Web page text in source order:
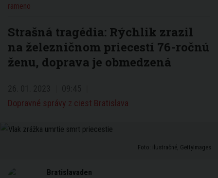
Strašná tragédia: Rýchlik zrazil
na železničnom priecestí 76-ročnú
ženu, doprava je obmedzená
Dopravné správy z ciest Bratislava
Foto: ilustračné, GettyImages
Bratislavaden